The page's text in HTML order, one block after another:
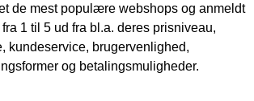
de mest populære webshops og anmeldt
1 til 5 ud fra bl.a. deres prisniveau,
kundeservice, brugervenlighed,
og betalingsmuligheder.